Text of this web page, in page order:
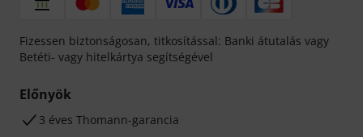
Fizessen biztonságosan, titkosítással: Banki átutalás vagy
Betéti- vagy hitelkártya segítségével
Előnyök
3 éves Thomann-garancia